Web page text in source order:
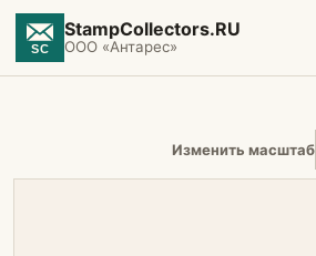
StampCollectors.RU
ООО «Антарес»
Изменить масштаб